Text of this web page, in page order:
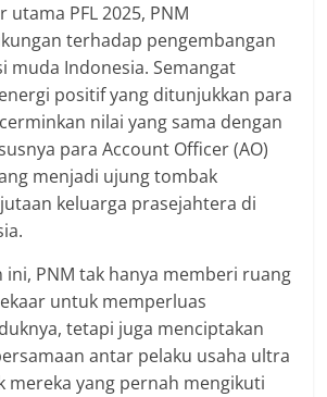
utama PFL 2025, PNM
terhadap pengembangan
muda Indonesia. Semangat
positif yang ditunjukkan para
nilai yang sama dengan
para Account Officer (AO)
menjadi ujung tombak
keluarga prasejahtera di
ini, PNM tak hanya memberi ruang
untuk memperluas
tetapi juga menciptakan
antar pelaku usaha ultra
mereka yang pernah mengikuti